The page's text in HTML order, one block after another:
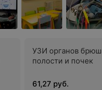
УЗИ органов
полости и почек
61,27 руб.